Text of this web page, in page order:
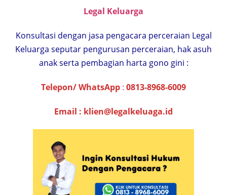
Legal Keluarga
Konsultasi dengan jasa pengacara perceraian Legal
Keluarga seputar pengurusan perceraian, hak asuh
anak serta pembagian harta gono gini :
Telepon/ WhatsApp : 0813-8968-6009
Email : klien@legalkeluaga.id